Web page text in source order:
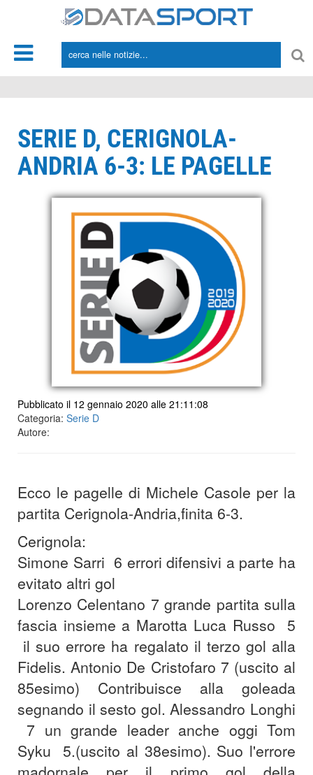
SERIE D, CERIGNOLA-
ANDRIA 6-3: LE PAGELLE
Pubblicato il 12 gennaio 2020 alle 21:11:08
Categoria: Serie D
Autore:
Ecco le pagelle di Michele Casole per la
partita Cerignola-Andria,finita 6-3.
Cerignola:
Simone Sarri 6 errori difensivi a parte ha
evitato altri gol
Lorenzo Celentano 7 grande partita sulla
fascia insieme a Marotta Luca Russo 5
il suo errore ha regalato il terzo gol alla
Fidelis. Antonio De Cristofaro 7 (uscito al
85esimo) Contribuisce alla goleada
segnando il sesto gol. Alessandro Longhi
7 un grande leader anche oggi Tom
Syku 5.(uscito al 38esimo). Suo l'errore